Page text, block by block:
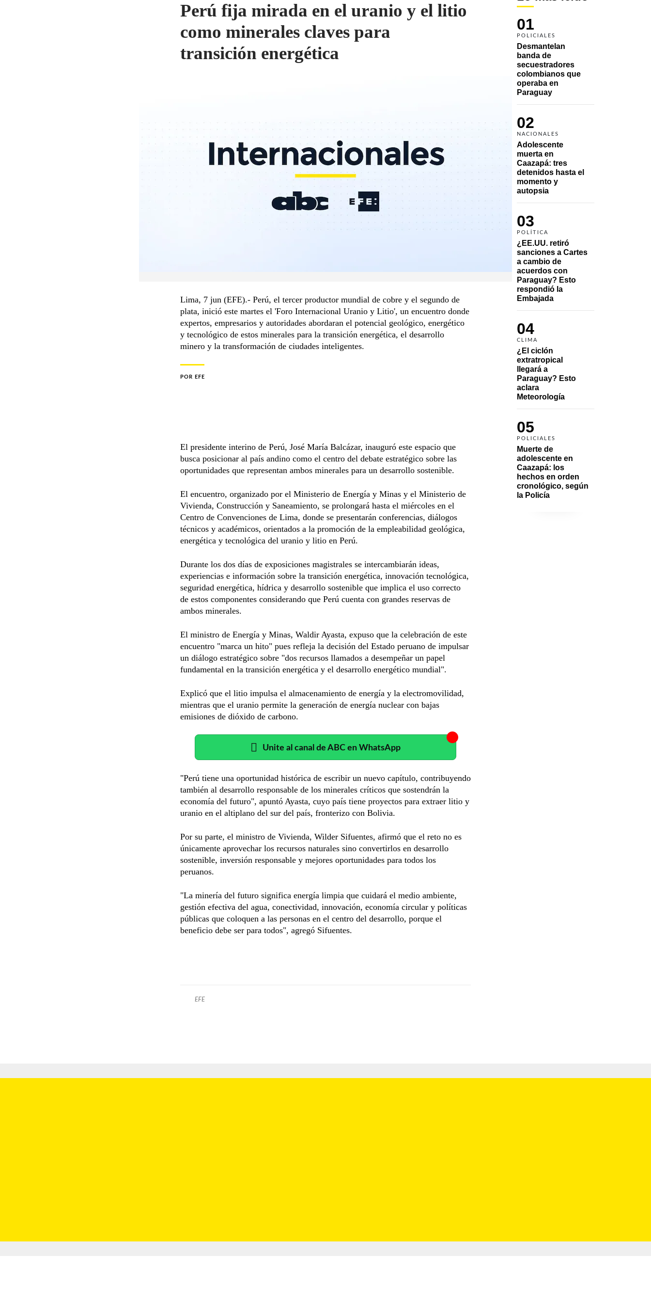
01
POLICIALES
Desmantelan
banda de
secuestradores
colombianos que
operaba en
Paraguay
02
NACIONALES
Adolescente
muerta en
Caazapá: tres
detenidos hasta el
momento y
autopsia
03
POLÍTICA
¿EE.UU. retiró
sanciones a Cartes
a cambio de
acuerdos con
Paraguay? Esto
respondió la
Embajada
04
CLIMA
¿El ciclón
extratropical
llegará a
Paraguay? Esto
aclara
Meteorología
05
POLICIALES
Muerte de
adolescente en
Caazapá: los
hechos en orden
cronológico, según
la Policía
Perú fija mirada en el uranio y el litio
como minerales claves para
transición energética
Lima, 7 jun (EFE).- Perú, el tercer productor mundial de cobre y el segundo de
plata, inició este martes el 'Foro Internacional Uranio y Litio', un encuentro donde
expertos, empresarios y autoridades abordaran el potencial geológico, energético
y tecnológico de estos minerales para la transición energética, el desarrollo
minero y la transformación de ciudades inteligentes.
POR EFE
El presidente interino de Perú, José María Balcázar, inauguró este espacio que
busca posicionar al país andino como el centro del debate estratégico sobre las
oportunidades que representan ambos minerales para un desarrollo sostenible.
El encuentro, organizado por el Ministerio de Energía y Minas y el Ministerio de
Vivienda, Construcción y Saneamiento, se prolongará hasta el miércoles en el
Centro de Convenciones de Lima, donde se presentarán conferencias, diálogos
técnicos y académicos, orientados a la promoción de la empleabilidad geológica,
energética y tecnológica del uranio y litio en Perú.
Durante los dos días de exposiciones magistrales se intercambiarán ideas,
experiencias e información sobre la transición energética, innovación tecnológica,
seguridad energética, hídrica y desarrollo sostenible que implica el uso correcto
de estos componentes considerando que Perú cuenta con grandes reservas de
ambos minerales.
El ministro de Energía y Minas, Waldir Ayasta, expuso que la celebración de este
encuentro "marca un hito" pues refleja la decisión del Estado peruano de impulsar
un diálogo estratégico sobre "dos recursos llamados a desempeñar un papel
fundamental en la transición energética y el desarrollo energético mundial".
Explicó que el litio impulsa el almacenamiento de energía y la electromovilidad,
mientras que el uranio permite la generación de energía nuclear con bajas
emisiones de dióxido de carbono.
Unite al canal de ABC en WhatsApp
"Perú tiene una oportunidad histórica de escribir un nuevo capítulo, contribuyendo
también al desarrollo responsable de los minerales críticos que sostendrán la
economía del futuro", apuntó Ayasta, cuyo país tiene proyectos para extraer litio y
uranio en el altiplano del sur del país, fronterizo con Bolivia.
Por su parte, el ministro de Vivienda, Wilder Sifuentes, afirmó que el reto no es
únicamente aprovechar los recursos naturales sino convertirlos en desarrollo
sostenible, inversión responsable y mejores oportunidades para todos los
peruanos.
"La minería del futuro significa energía limpia que cuidará el medio ambiente,
gestión efectiva del agua, conectividad, innovación, economía circular y políticas
públicas que coloquen a las personas en el centro del desarrollo, porque el
beneficio debe ser para todos", agregó Sifuentes.
EFE